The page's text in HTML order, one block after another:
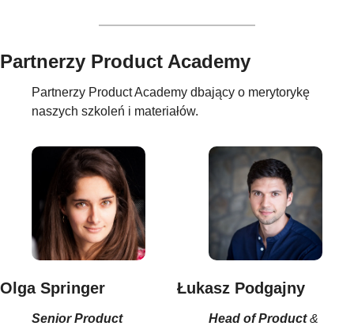
Partnerzy Product Academy
Partnerzy Product Academy dbający o merytorykę
naszych szkoleń i materiałów.
Olga Springer
Senior Product
Łukasz Podgajny
Head of Product&